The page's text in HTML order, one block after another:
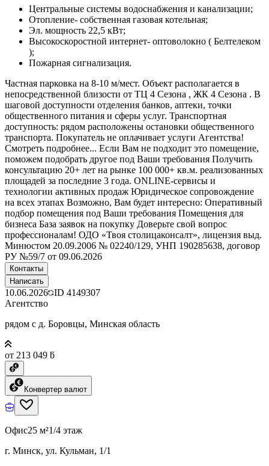
Центральные системы водоснабжения и канализации;
Отопление- собственная газовая котельная;
Эл. мощность 22,5 кВт;
Высокоскоростной интернет- оптоволокно ( Белтелеком
);
Пожарная сигнализация.
Частная парковка на 8-10 м/мест. Объект располагается в
непосредственной близости от ТЦ 4 Сезона , ЖК 4 Сезона . В
шаговой доступности отделения банков, аптеки, точки
общественного питания и сферы услуг. Транспортная
доступность: рядом расположены остановки общественного
транспорта. Покупатель не оплачивает услуги Агентства!
Смотреть подробнее... Если Вам не подходит это помещение,
поможем подобрать другое под Ваши требования Получить
консультацию 20+ лет на рынке 100 000+ кв.м. реализованных
площадей за последние 3 года. ONLINE-сервисы и
технологии активных продаж Юридическое сопровождение
на всех этапах Возможно, Вам будет интересно: Оперативный
подбор помещения под Ваши требования Помещения для
бизнеса База заявок на покупку Доверьте свой вопрос
профессионалам! ОДО «Твоя столицаконсалт», лицензия выд.
Минюстом 20.09.2006 № 02240/129, УНП 190285638, договор
РУ №59/7 от 09.06.2026
Контакты
Написать
10.06.2026 ID 4149307
Агентство
рядом с д. Боровцы, Минская область
от 213 049 ƃ
Конвертер валют
Офис25 м²1/4 этаж
г. Минск, ул. Кульман, 1/1